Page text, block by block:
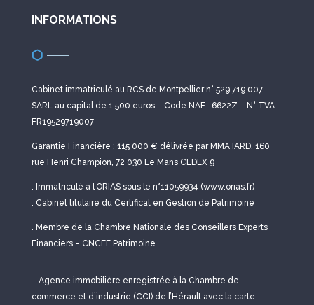
INFORMATIONS
Cabinet immatriculé au RCS de Montpellier n° 529 719 007 –
SARL au capital de 1 500 euros – Code NAF : 6622Z – N° TVA :
FR19529719007
Garantie Financière : 115 000 € délivrée par MMA IARD, 160
rue Henri Champion, 72 030 Le Mans CEDEX 9
. Immatriculé à l’ORIAS sous le n°11059934 (www.orias.fr)
. Cabinet titulaire du Certificat en Gestion de Patrimoine
. Membre de la Chambre Nationale des Conseillers Experts
Financiers – CNCEF Patrimoine
– Agence immobilière enregistrée à la Chambre de
commerce et d’industrie (CCI) de l’Hérault avec la carte